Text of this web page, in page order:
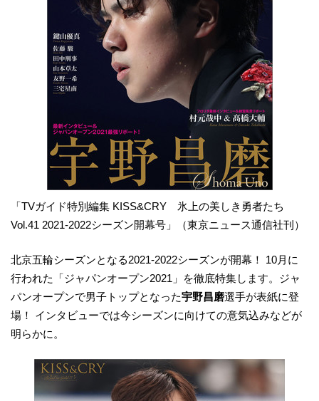
「TVガイド特別編集 KISS&CRY 氷上の美しき勇者たち
Vol.41 2021‐2022シーズン開幕号」（東京ニュース通信社刊）
北京五輪シーズンとなる2021-2022シーズンが開幕！ 10月に
行われた「ジャパンオープン2021」を徹底特集します。ジャ
パンオープンで男子トップとなった宇野昌磨選手が表紙に登
場！ インタビューでは今シーズンに向けての意気込みなどが
明らかに。